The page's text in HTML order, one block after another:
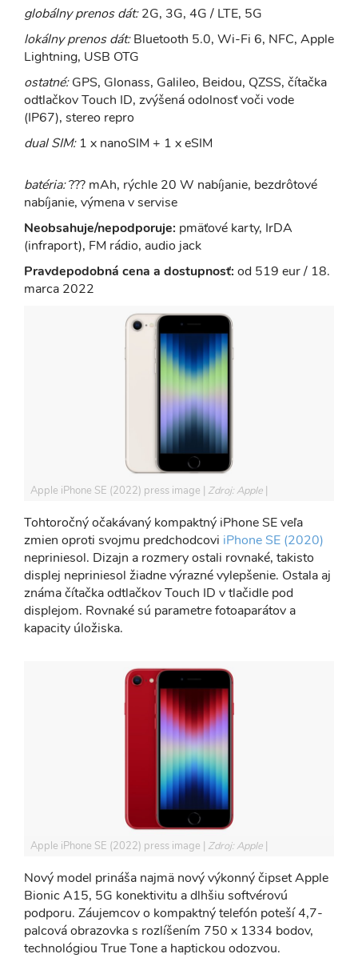
globálny prenos dát:2G, 3G, 4G / LTE, 5G
lokálny prenos dát:Bluetooth 5.0, Wi-Fi 6, NFC, Apple
Lightning, USB OTG
ostatné:GPS, Glonass, Galileo, Beidou, QZSS, čítačka
odtlačkov Touch ID, zvýšená odolnosť voči vode
(IP67), stereo repro
dual SIM: 1 x nanoSIM + 1 x eSIM
batéria:??? mAh, rýchle 20 W nabíjanie, bezdrôtové
nabíjanie, výmena v servise
Neobsahuje/nepodporuje: pmäťové karty, IrDA
(infraport), FM rádio, audio jack
Pravdepodobná cena a dostupnosť: od 519 eur / 18.
marca 2022
Apple iPhone SE (2022) press image Zdroj: Apple
Tohtoročný očakávaný kompaktný iPhone SE veľa
zmien oproti svojmu predchodcovi iPhone SE (2020)
nepriniesol. Dizajn a rozmery ostali rovnaké, takisto
displej nepriniesol žiadne výrazné vylepšenie. Ostala aj
známa čítačka odtlačkov Touch ID v tlačidle pod
displejom. Rovnaké sú parametre fotoaparátov a
kapacity úložiska.
Apple iPhone SE (2022) press image Zdroj: Apple
Nový model prináša najmä nový výkonný čipset Apple
Bionic A15, 5G konektivitu a dlhšiu softvérovú
podporu. Záujemcov o kompaktný telefón poteší 4,7-
palcová obrazovka s rozlíšením 750 x 1334 bodov,
technológiou True Tone a haptickou odozvou.